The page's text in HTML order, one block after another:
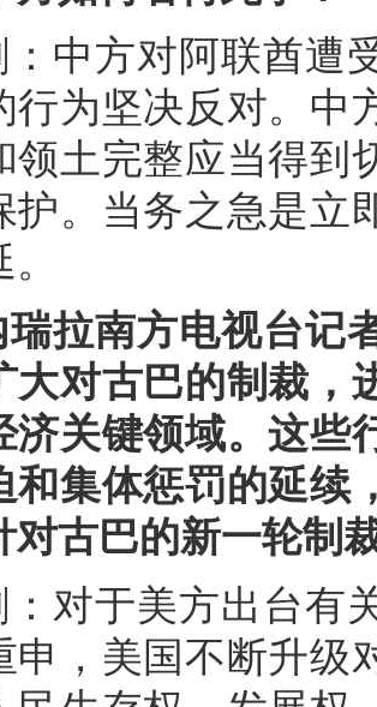
：中方对阿联酋遭
行为坚决反对。中
领土完整应当得到
护。当务之急是立
瑞拉南方电视台记
大对古巴的制裁，
济关键领域。这些
和集体惩罚的延续
对古巴的新一轮制
：对于美方出台有
申，美国不断升级